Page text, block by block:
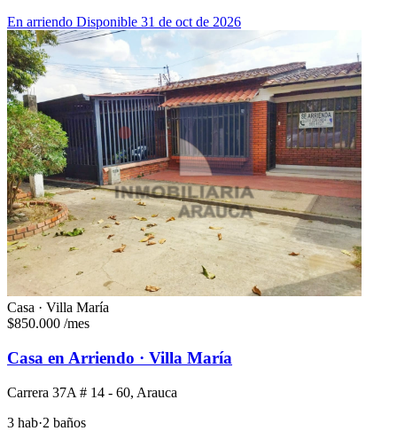
En arriendo Disponible 31 de oct de 2026
Casa · Villa María
$850.000 /mes
Casa en Arriendo · Villa María
Carrera 37A # 14 - 60, Arauca
3 hab·2 baños